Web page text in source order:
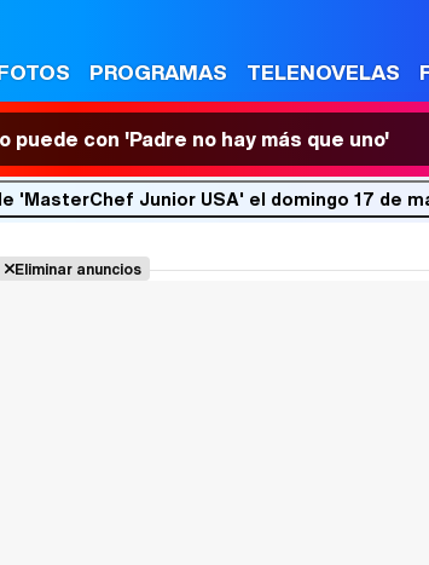
PROGRAMAS TELENOVELAS
con 'Padre no hay más que uno'
Junior USA' el domingo 17 de
Eliminar anuncios